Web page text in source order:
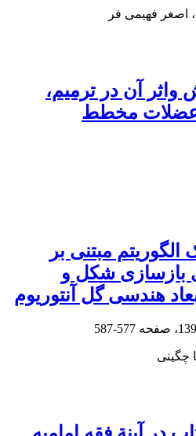
اصغر فهیمی فر
آن در ترمیم،
عضلات مخطط
مبتنی بر
بازسازی شکل و
هندسی گل آنتوریوم
577-587
چگینی